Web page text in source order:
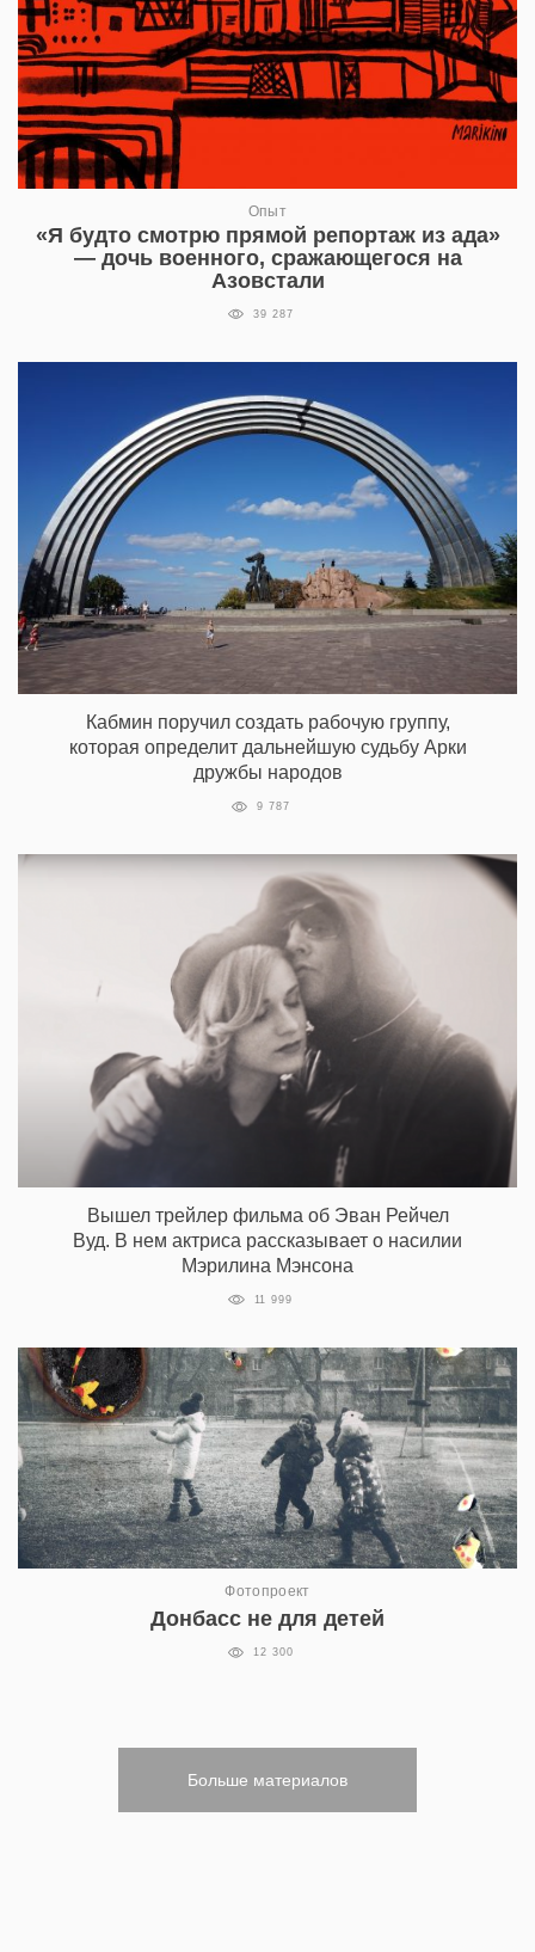
Опыт
«Я будто смотрю прямой репортаж из ада»
— дочь военного, сражающегося на
Азовстали
39 287
Кабмин поручил создать рабочую группу,
которая определит дальнейшую судьбу Арки
дружбы народов
9 787
Вышел трейлер фильма об Эван Рейчел
Вуд. В нем актриса рассказывает о насилии
Мэрилина Мэнсона
11 999
Фотопроект
Донбасс не для детей
12 300
Больше материалов